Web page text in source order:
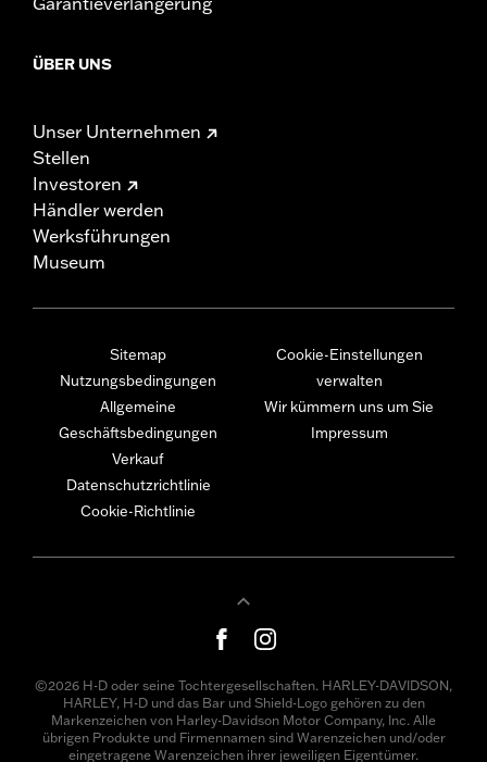
ÜBER UNS
Unser Unternehmen
Stellen
Investoren
Händler werden
Werksführungen
Museum
Sitemap
Nutzungsbedingungen
Allgemeine
Geschäftsbedingungen
Verkauf
Datenschutzrichtlinie
Cookie-Richtlinie
Cookie-Einstellungen
verwalten
Wir kümmern uns um Sie
Impressum
©2026 H-D oder seine Tochtergesellschaften. HARLEY-DAVIDSON,
HARLEY, H-D und das Bar und Shield-Logo gehören zu den
Markenzeichen von Harley-Davidson Motor Company, Inc. Alle
übrigen Produkte und Firmennamen sind Warenzeichen und/oder
eingetragene Warenzeichen ihrer jeweiligen Eigentümer.